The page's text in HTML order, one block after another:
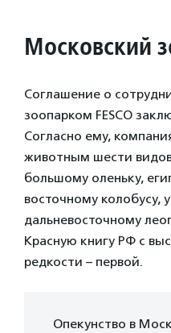
Московский
Соглашение о
зоопарком FESCO
Согласно ему,
животным шести видов
большому оленьку,
восточному колобусу,
дальневосточному
Красную книгу РФ с
редкости – первой.
Опекунство в